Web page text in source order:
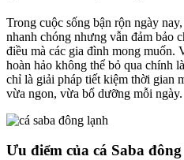
Trong cuộc sống bận rộn ngày
nhanh chóng nhưng vẫn đảm bảo
điều mà các gia đình mong muốn.
hoàn hảo không thể bỏ qua chính
chỉ là giải pháp tiết kiệm thời gian
vừa ngon, vừa bổ dưỡng mỗi ngày.
Ưu điểm của cá Saba